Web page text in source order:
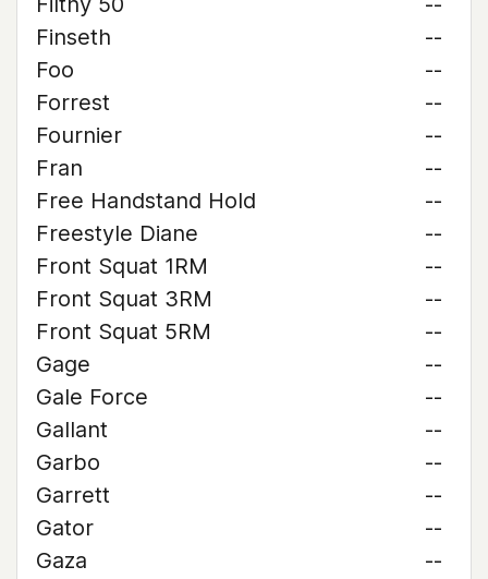
Finseth
--
Foo
--
Forrest
--
Fournier
--
Fran
--
Free Handstand Hold
--
Freestyle Diane
--
Front Squat 1RM
--
Front Squat 3RM
--
Front Squat 5RM
--
Gage
--
Gale Force
--
Gallant
--
Garbo
--
Garrett
--
Gator
--
Gaza
--